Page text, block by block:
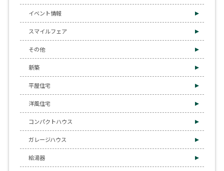
イベント情報
スマイルフェア
その他
新築
平屋住宅
洋風住宅
コンパクトハウス
ガレージハウス
給湯器